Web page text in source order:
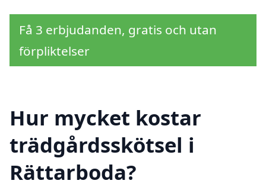
Få 3 erbjudanden, gratis och utan
förpliktelser
Hur mycket kostar
trädgårdsskötsel i
Rättarboda?